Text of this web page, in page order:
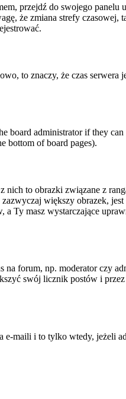
przejdź do swojego
że zmiana strefy czasowej,
to znaczy, że czas
board administrator if they
bottom of board pages).
to obrazki związane z
większy obrazek,
Ty masz wystarczające
forum, np. moderator czy
swój licznik postów i
maili i to tylko wtedy, jeżeli